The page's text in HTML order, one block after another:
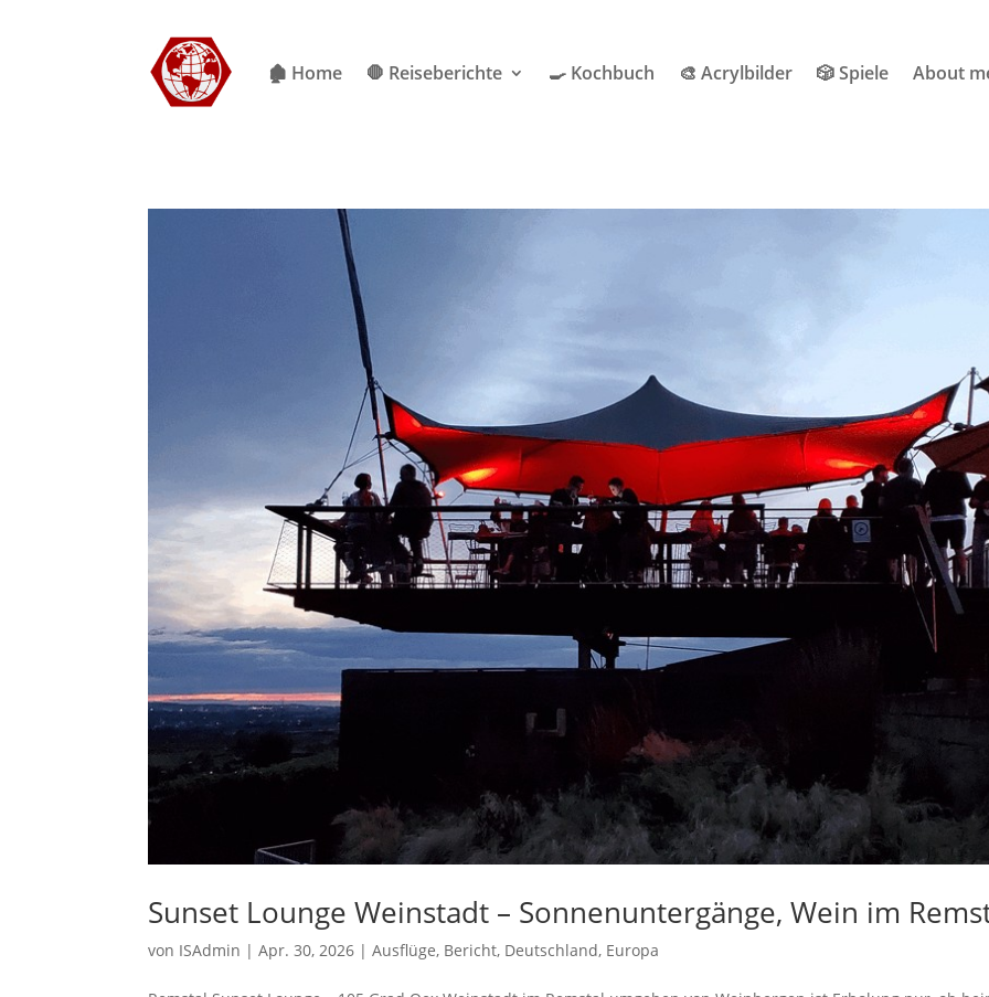
🏚 Home 🛑 Reiseberichte 🍳 Kochbuch 🎨 Acrylbilder 🎲 Spiele About
Sunset Lounge Weinstadt – Sonnenuntergänge, Wein im
von ISAdmin |Apr. 30, 2026 |Ausflüge, Bericht, Deutschland, Europa